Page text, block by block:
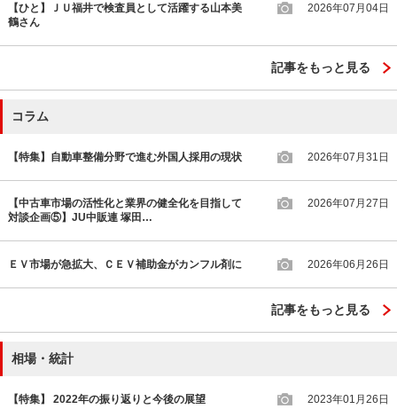
【ひと】ＪＵ福井で検査員として活躍する山本美
鶴さん
2026年07月04日
記事をもっと見る
コラム
【特集】自動車整備分野で進む外国人採用の現状 2026年07月31日
【中古車市場の活性化と業界の健全化を目指して
対談企画⑤】JU中販連 塚田…
2026年07月27日
ＥＶ市場が急拡大、ＣＥＶ補助金がカンフル剤に 2026年06月26日
記事をもっと見る
相場・統計
【特集】 2022年の振り返りと今後の展望 2023年01月26日